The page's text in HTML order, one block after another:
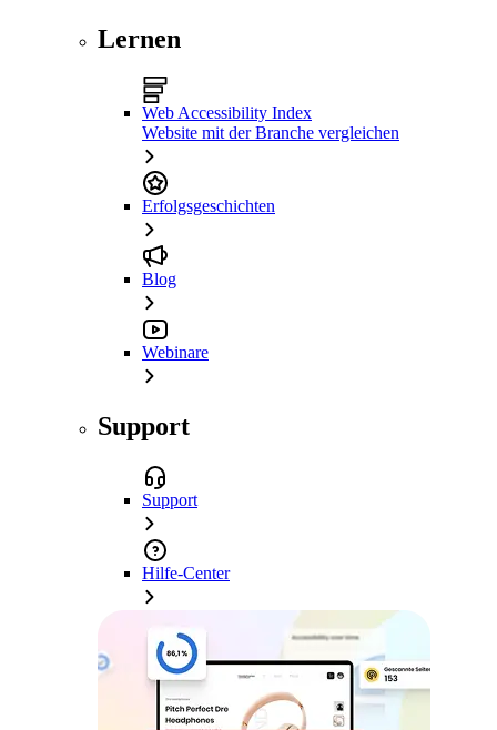
Lernen
Web Accessibility Index
Website mit der Branche vergleichen
Erfolgsgeschichten
Blog
Webinare
Support
Support
Hilfe-Center